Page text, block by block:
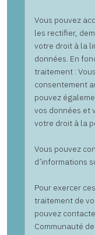
Vous pouvez
les rectifier,
votre droit à la
données. En
traitement :
consentement
pouvez
vos données et
votre droit à la
Vous pouvez
d’informations
Pour exercer
traitement de
pouvez
Communauté